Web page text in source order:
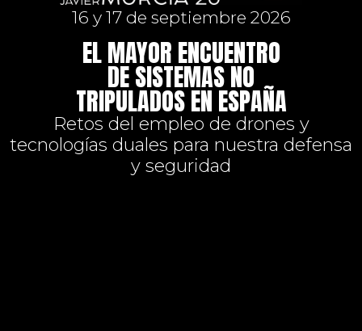
16 y 17 de septiembre 2026
EL MAYOR ENCUENTRO
DE SISTEMAS NO
TRIPULADOS EN ESPAÑA
Retos del empleo de drones y
tecnologías duales para nuestra defensa
y seguridad